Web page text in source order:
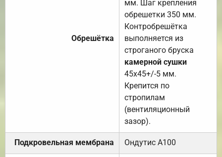
Обрешётка
мм. Шаг крепления
обрешетки 350 мм.
Контробрешётка
выполняется из
строганого бруска
камерной сушки
45х45+/-5 мм.
Крепится по
стропилам
(вентиляционный
зазор).
Подкровельная мембрана Ондутис А100